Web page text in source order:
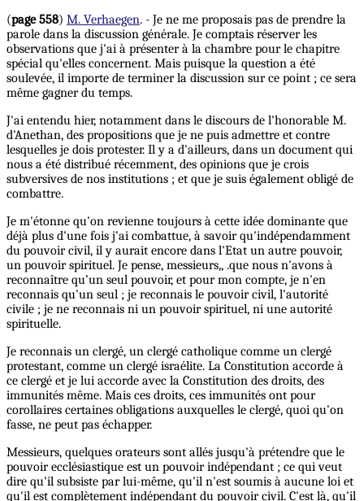
(page 558) M. Verhaegen. - Je ne me proposais pas de prendre la
parole dans la discussion générale. Je comptais réserver les
observations que j'ai à présenter à la chambre pour le chapitre
spécial qu'elles concernent. Mais puisque la question a été
soulevée, il importe de terminer la discussion sur ce point ; ce sera
même gagner du temps.
J'ai entendu hier, notamment dans le discours de l'honorable M.
d'Anethan, des propositions que je ne puis admettre et contre
lesquelles je dois protester. Il y a d'ailleurs, dans un document qui
nous a été distribué récemment, des opinions que je crois
subversives de nos institutions ; et que je suis également obligé de
combattre.
Je m'étonne qu'on revienne toujours à cette idée dominante que
déjà plus d'une fois j'ai combattue, à savoir qu'indépendamment
du pouvoir civil, il y aurait encore dans l'Etat un autre pouvoir,
un pouvoir spirituel. Je pense, messieurs,, .que nous n'avons à
reconnaître qu’un seul pouvoir, et pour mon compte, je n'en
reconnais qu'un seul ; je reconnais le pouvoir civil, l'autorité
civile ; je ne reconnais ni un pouvoir spirituel, ni une autorité
spirituelle.
Je reconnais un clergé, un clergé catholique comme un clergé
protestant, comme un clergé israélite. La Constitution accorde à
ce clergé et je lui accorde avec la Constitution des droits, des
immunités même. Mais ces droits, ces immunités ont pour
corollaires certaines obligations auxquelles le clergé, quoi qu'on
fasse, ne peut pas échapper.
Messieurs, quelques orateurs sont allés jusqu'à prétendre que le
pouvoir ecclésiastique est un pouvoir indépendant ; ce qui veut
dire qu'il subsiste par lui-même, qu'il n'est soumis à aucune loi et
qu'il est complètement indépendant du pouvoir civil. C'est là, qu'il